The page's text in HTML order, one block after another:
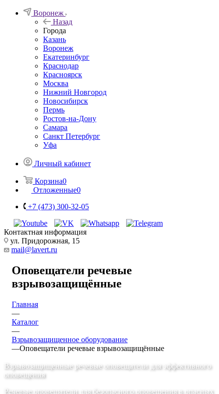
Воронеж
Назад
Города
Казань
Воронеж
Екатеринбург
Краснодар
Красноярск
Москва
Нижний Новгород
Новосибирск
Пермь
Ростов-на-Дону
Самара
Санкт Петербург
Уфа
Личный кабинет
Корзина0
Отложенные0
+7 (473) 300-32-05
Контактная информация
ул. Придорожная, 15
mail@lavert.ru
Оповещатели речевые
взрывозащищённые
Главная
—
Каталог
—
Взрывозащищенное оборудование
—Оповещатели речевые взрывозащищённые
Взрывозащищенные речевые оповещатели для эффективного
оповещения
Речевые оповещатели для безопасного оповещения в опасных